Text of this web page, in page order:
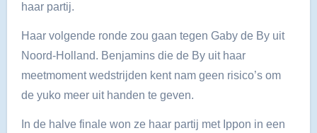
haar partij.
Haar volgende ronde zou gaan tegen Gaby de By uit
Noord-Holland. Benjamins die de By uit haar
meetmoment wedstrijden kent nam geen risico’s om
de yuko meer uit handen te geven.
In de halve finale won ze haar partij met Ippon in een